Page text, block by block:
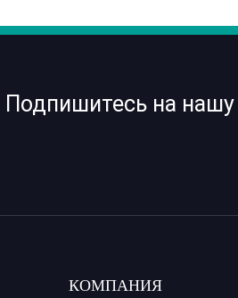
Подпишитесь на
КОМПАНИЯ